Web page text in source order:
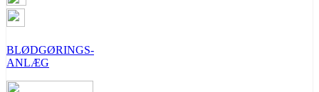
BLØDGØRINGS-
ANLÆG